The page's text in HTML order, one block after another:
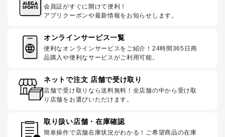
会員証がすぐに開けて便利！
アプリクーポンや最新情報をお知らせします。
オンラインサービス一覧
便利なオンラインサービスをご紹介！24時間365日商
品購入や便利なサービスがご利用可能。
ネットで注文 店舗で受け取り
店舗で受け取りなら送料無料！全店舗の中から受け取
り店舗をお選びいただけます。
取り扱い店舗・在庫確認
簡単操作で店舗在庫状況がわかる！ご希望商品の在庫